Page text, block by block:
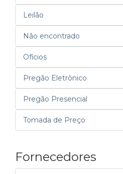
Leilão
Não encontrado
Ofícios
Pregão Eletrônico
Pregão Presencial
Tomada de Preço
Fornecedores